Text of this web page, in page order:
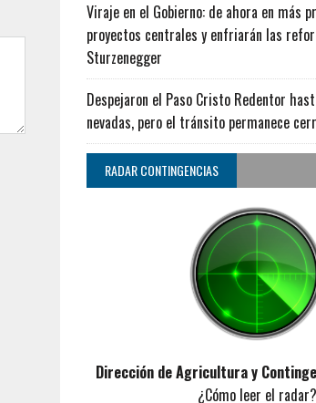
Viraje en el Gobierno: de ahora en más
proyectos centrales y enfriarán las
Sturzenegger
Despejaron el Paso Cristo Redentor
nevadas, pero el tránsito permanece
RADAR CONTINGENCIAS
Dirección de Agricultura y
¿Cómo leer el radar?